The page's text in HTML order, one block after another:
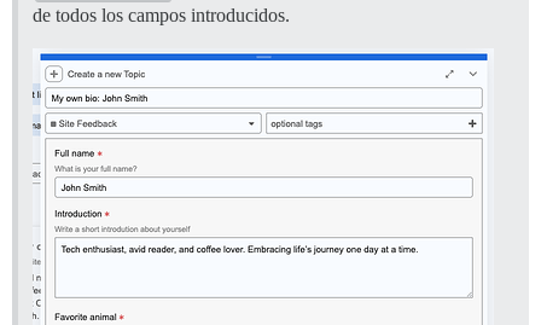
de todos los campos introducidos.